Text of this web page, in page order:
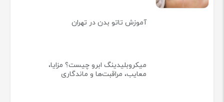
آموزش تاتو بدن در تهران
میکروبلیدینگ ابرو چیست؟ مزایا،
معایب، مراقبت‌ها و ماندگاری